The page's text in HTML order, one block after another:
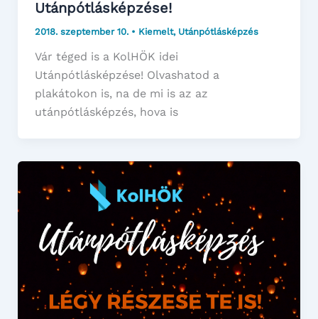
Utánpótlásképzése!
2018. szeptember 10. • Kiemelt, Utánpótlásképzés
Vár téged is a KolHÖK idei
Utánpótlásképzése! Olvashatod a
plakátokon is, na de mi is az az
utánpótlásképzés, hova is